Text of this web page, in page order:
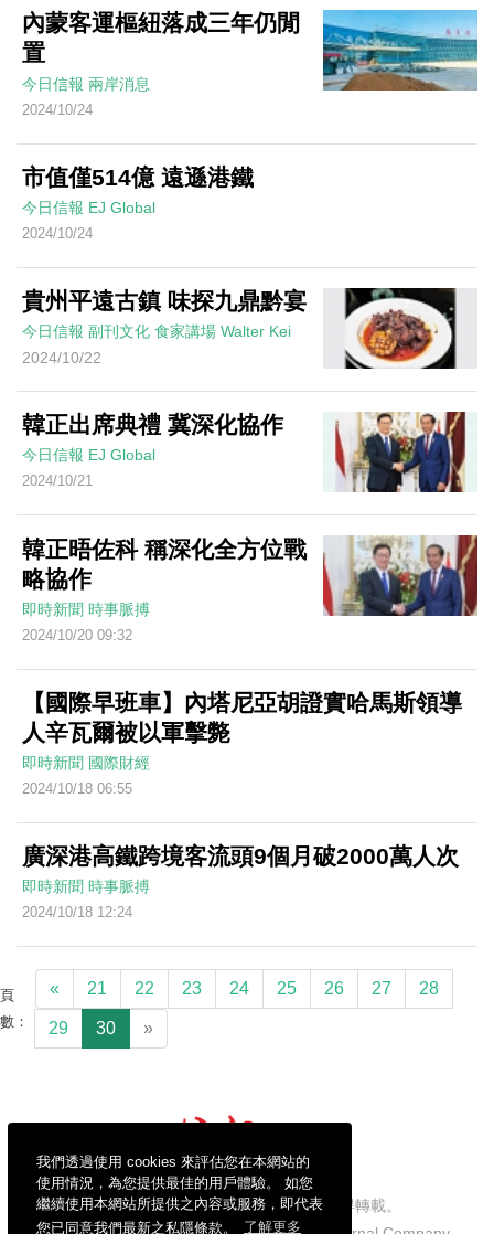
我們透過使用 cookies 來評估您在本網站的
使用情況，為您提供最佳的用戶體驗。 如您
繼續使用本網站所提供之內容或服務，即代表
您已同意我們最新之私隱條款。
了解更多
內蒙客運樞紐落成三年仍閒
置
今日信報 兩岸消息
2024/10/24
市值僅514億 遠遜港鐵
今日信報 EJ Global
2024/10/24
貴州平遠古鎮 味探九鼎黔宴
今日信報 副刊文化 食家講場 Walter Kei
2024/10/22
韓正出席典禮 冀深化協作
今日信報 EJ Global
2024/10/21
韓正晤佐科 稱深化全方位戰
略協作
即時新聞 時事脈搏
2024/10/20 09:32
【國際早班車】內塔尼亞胡證實哈馬斯領導
人辛瓦爾被以軍擊斃
即時新聞 國際財經
2024/10/18 06:55
廣深港高鐵跨境客流頭9個月破2000萬人次
即時新聞 時事脈搏
2024/10/18 12:24
頁
數：
« 21 22 23 24 25 26 27 28
29 30 »
信報財經新聞有限公司版權所有，不得轉載。